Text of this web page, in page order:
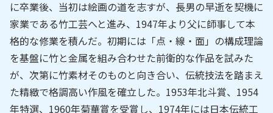
に卒業後、当初は絵画の道を志すが、長男の早逝を契機に
家業である竹工芸へと進み、1947年より父に師事して本
格的な修業を積んだ。初期には「点・線・面」の構成理論
を基盤に竹と金属を組み合わせた前衛的な作品を試みた
が、次第に竹素材そのものと向き合い、伝統技法を踏まえ
た精緻で格調高い作風を確立した。1953年北斗賞、1954
年特選、1960年菊華賞を受賞し、1974年には日本伝統工